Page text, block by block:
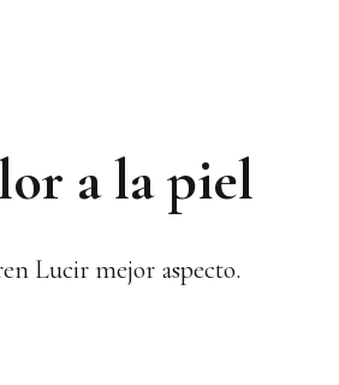
a la piel
Lucir mejor aspecto.